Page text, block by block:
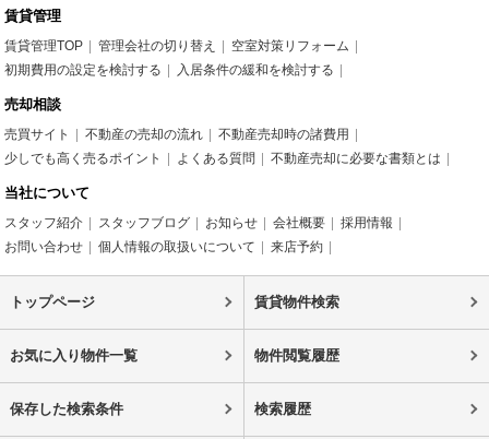
賃貸管理
賃貸管理TOP 管理会社の切り替え
空室対策リフォーム
初期費用の設定を検討する
入居条件の緩和を検討する
売却相談
売買サイト 不動産の売却の流れ
不動産売却時の諸費用
少しでも高く売るポイント
よくある質問 不動産売却に必要な書類とは
当社について
スタッフ紹介 スタッフブログ お知らせ 会社概要
採用情報
お問い合わせ
個人情報の取扱いについて 来店予約
トップページ 賃貸物件検索
お気に入り物件一覧 物件閲覧履歴
保存した検索条件 検索履歴